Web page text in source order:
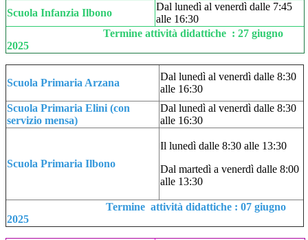
Scuola Infanzia Ilbono
Dal lunedì al venerdì dalle 7:45
alle 16:30
Termine attività didattiche : 27 giugno
2025
Scuola Primaria Arzana
Dal lunedì al venerdì dalle 8:30
alle 16:30
Scuola Primaria Elini (con
servizio mensa)
Dal lunedì al venerdì dalle 8:30
alle 16:30
Scuola Primaria Ilbono
Il lunedì dalle 8:30 alle 13:30
Dal martedì a venerdì dalle 8:00
alle 13:30
Termine attività didattiche : 07 giugno
2025